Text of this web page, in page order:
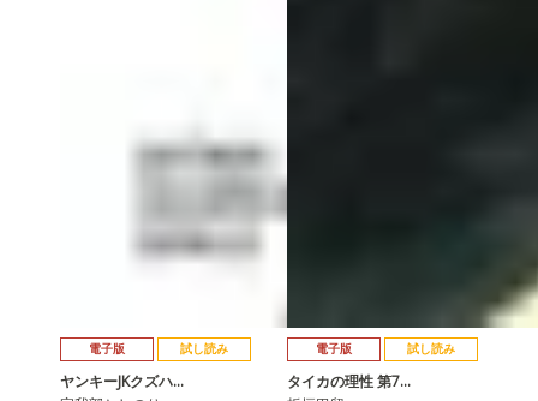
電子版 試し読み
ヤンキーJKクズハ…
電子版 試し読み
タイカの理性 第7…